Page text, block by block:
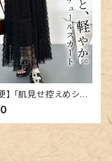
シア
ード スカート フレア／